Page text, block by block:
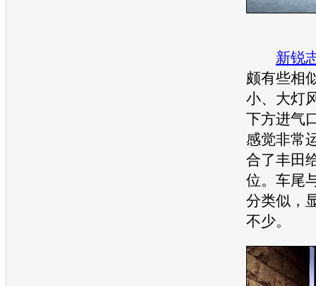
新锐
颇有些相
小、大灯
下方进气
感觉非常
合了丰田
位。车尾
分类似，
不少。